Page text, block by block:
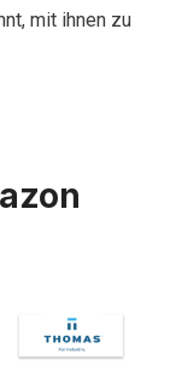
mit ihnen zu